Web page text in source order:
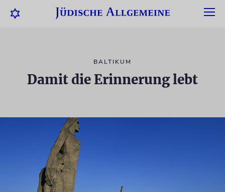
BALTIKUM
Damit die Erinnerung lebt